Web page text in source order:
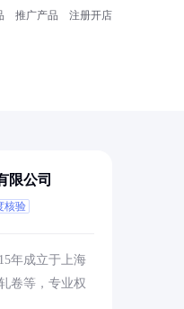
推广产品 注册开店
限公司
核验
年成立于上海
卷等，专业权